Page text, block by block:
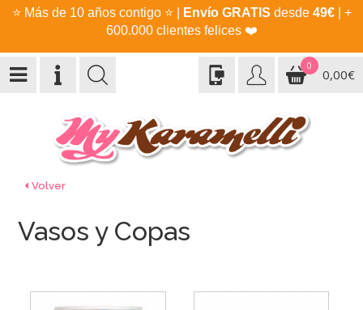
⭐ Más de 10 años contigo ⭐ Envío GRATIS desde 49€| +
600.000 clientes felices ❤️
0
0,00€
Volver
Vasos y Copas